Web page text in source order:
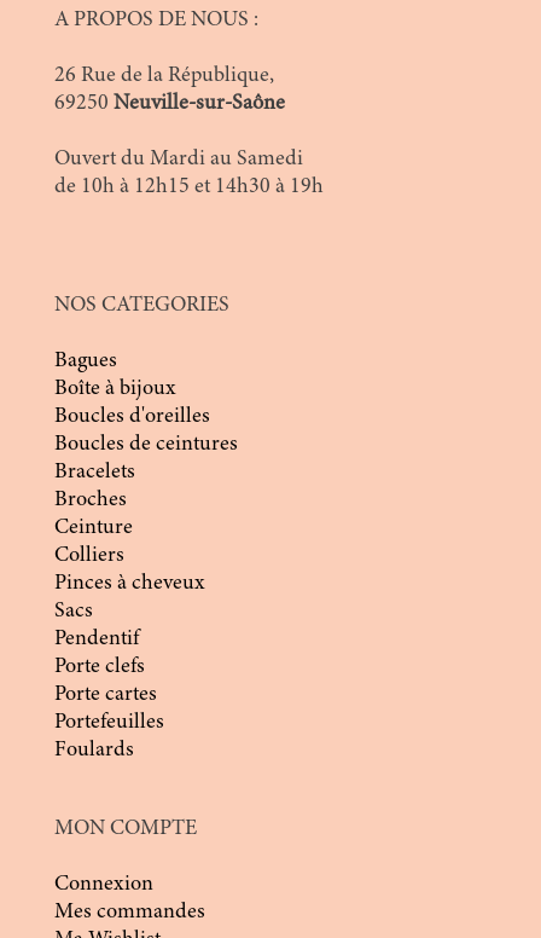
A PROPOS DE NOUS :
26 Rue de la République,
69250 Neuville-sur-Saône
Ouvert du Mardi au Samedi
de 10h à 12h15 et 14h30 à 19h
NOS CATEGORIES
Bagues
Boîte à bijoux
Boucles d'oreilles
Boucles de ceintures
Bracelets
Broches
Ceinture
Colliers
Pinces à cheveux
Sacs
Pendentif
Porte clefs
Porte cartes
Portefeuilles
Foulards
MON COMPTE
Connexion
Mes commandes